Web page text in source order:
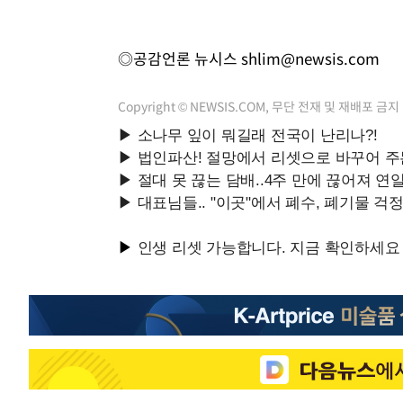
◎공감언론 뉴시스 shlim@newsis.com
Copyright © NEWSIS.COM, 무단 전재 및 재배포 금지